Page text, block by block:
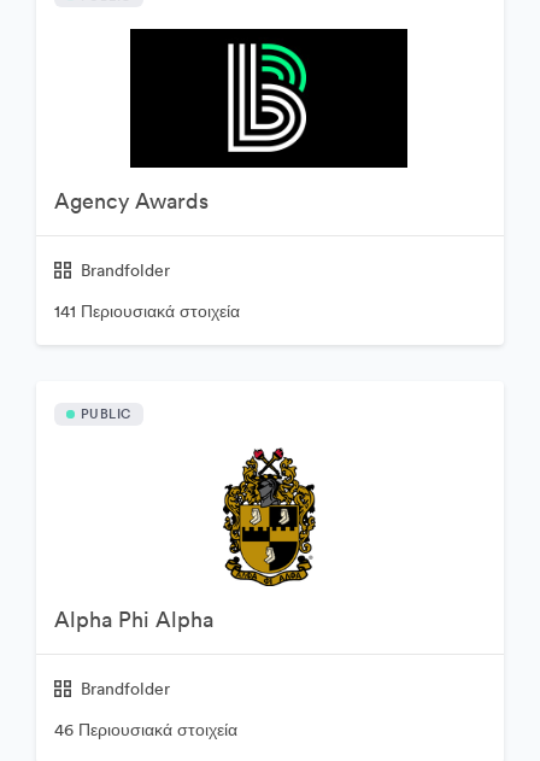
Agency Awards
Brandfolder
141 Περιουσιακά στοιχεία
PUBLIC
Alpha Phi Alpha
Brandfolder
46 Περιουσιακά στοιχεία